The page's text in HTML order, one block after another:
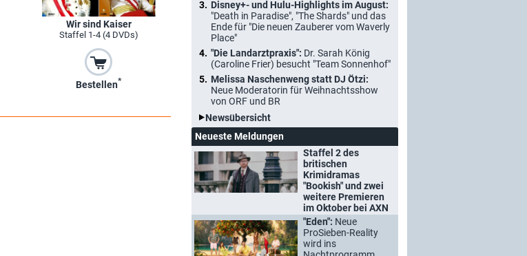
Wir sind Kaiser
Staffel 1-4 (4 DVDs)
Bestellen*
Disney+- und Hulu-Highlights im August:
"Death in Paradise", "The Shards" und das
Ende für "Die neuen Zauberer vom Waverly
Place"
"Die Landarztpraxis": Dr. Sarah König
(Caroline Frier) besucht "Team Sonnenhof"
Melissa Naschenweng statt DJ Ötzi:
Neue Moderatorin für Weihnachtsshow
von ORF und BR
Newsübersicht
Neueste Meldungen
Staffel 2 des
britischen
Krimidramas
"Bookish" und zwei
weitere Premieren
im Oktober bei AXN
"Eden": Neue
ProSieben-Reality
wird ins